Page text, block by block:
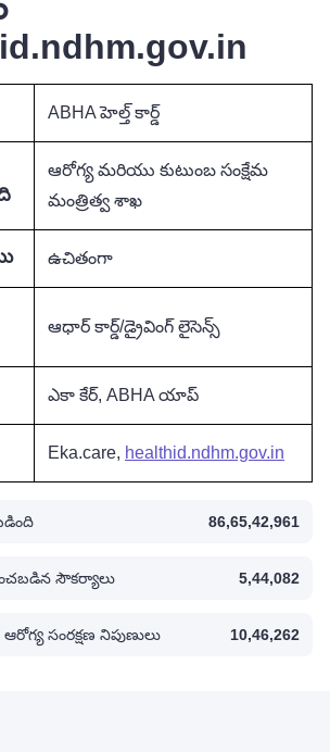
ABHA హెల్త్ కార్డ్
ఆరోగ్య మరియు కుటుంబ సంక్షేమ
మంత్రిత్వ శాఖ
ఉచితంగా
ఆధార్ కార్డ్/డ్రైవింగ్ లైసెన్స్
ఎకా కేర్, ABHA యాప్
Eka.care, healthid.ndhm.gov.in
86,65,42,961
సౌకర్యాలు 5,44,082
సంరక్షణ నిపుణులు 10,46,262